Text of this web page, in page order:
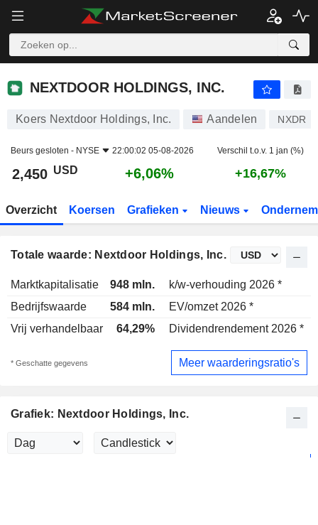
NEXTDOOR HOLDINGS, INC.
NEXTDOOR HOLDINGS, INC.
Koers Nextdoor Holdings, Inc. Aandelen NXDR
Beurs gesloten - NYSE 22:00:02 05-08-2026 Verschil t.o.v. 1 jan (%)
2,450 USD +6,06% +16,67%
Overzicht Koersen Grafieken Nieuws
Totale waarde: Nextdoor Holdings, Inc.
Marktkapitalisatie 948 mln. k/w-verhouding 2026 *
Bedrijfswaarde
584 mln. EV/omzet 2026 *
Vrij verhandelbaar
64,29% Dividendrendement 2026 *
* Geschatte gegevens Meer waarderingsratio's
Grafiek: Nextdoor Holdings, Inc.